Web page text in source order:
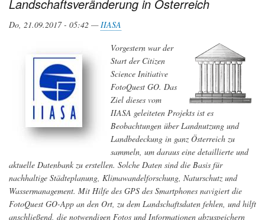
Landschaftsveränderung in Österreich
Do, 21.09.2017 - 05:42 —IIASA
Vorgestern war der
Start der Citizen
Science Initiative
FotoQuest GO. Das
Ziel dieses vom
IIASA geleiteten Projekts ist es
Beobachtungen über Landnutzung und
Landbedeckung in ganz Österreich zu
sammeln, um daraus eine detaillierte und
aktuelle Datenbank zu erstellen. Solche Daten sind die Basis für
nachhaltige Städteplanung, Klimawandelforschung, Naturschutz und
Wassermanagement. Mit Hilfe des GPS des Smartphones navigiert die
FotoQuest GO-App an den Ort, zu dem Landschaftsdaten fehlen, und hilft
anschließend, die notwendigen Fotos und Informationen abzuspeichern